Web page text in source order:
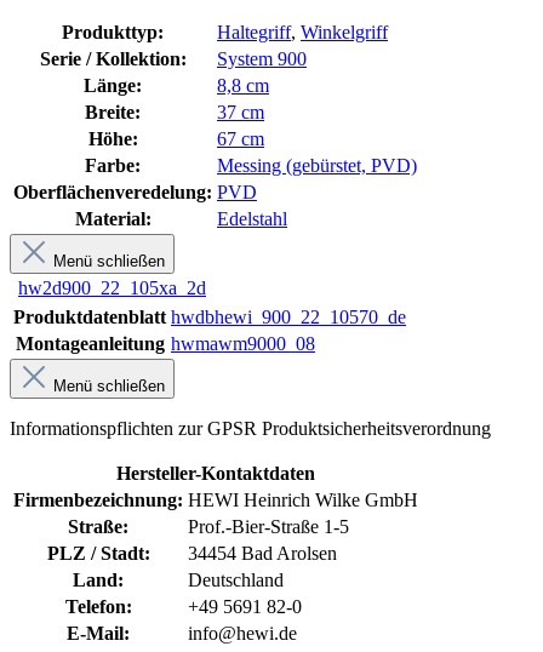
Produkttyp: Haltegriff, Winkelgriff
Serie / Kollektion:
System 900
Länge:
8,8 cm
Breite:
37 cm
Höhe:
67 cm
Farbe:
Messing (gebürstet, PVD)
Oberflächenveredelung: PVD
Material:
Edelstahl
Menü schließen
hw2d900_22_105xa_2d
Produktdatenblatt hwdbhewi_900_22_10570_de
Montageanleitung hwmawm9000_08
Menü schließen
Informationspflichten zur GPSR Produktsicherheitsverordnung
Hersteller-Kontaktdaten
Firmenbezeichnung: HEWI Heinrich Wilke GmbH
Straße:
Prof.-Bier-Straße 1-5
PLZ / Stadt:
34454 Bad Arolsen
Land:
Deutschland
Telefon:
+49 5691 82-0
E-Mail:
info@hewi.de